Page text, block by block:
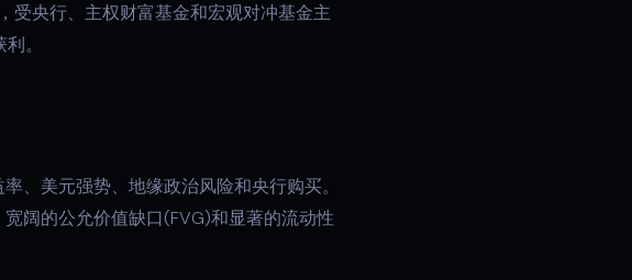
受央行、主权财富基金和宏观对冲基金主
。
、美元强势、地缘政治风险和央行购买。
阔的公允价值缺口(FVG)和显著的流动性